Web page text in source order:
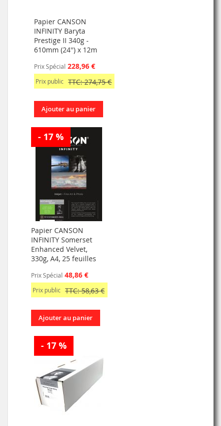
Papier CANSON
INFINITY Baryta
Prestige II 340g -
610mm (24'') x 12m
Prix Spécial 228,96 €
Prix public TTC: 274,75 €
Ajouter au panier
- 17 %
Papier CANSON
INFINITY Somerset
Enhanced Velvet,
330g, A4, 25 feuilles
Prix Spécial 48,86 €
Prix public TTC: 58,63 €
Ajouter au panier
- 17 %